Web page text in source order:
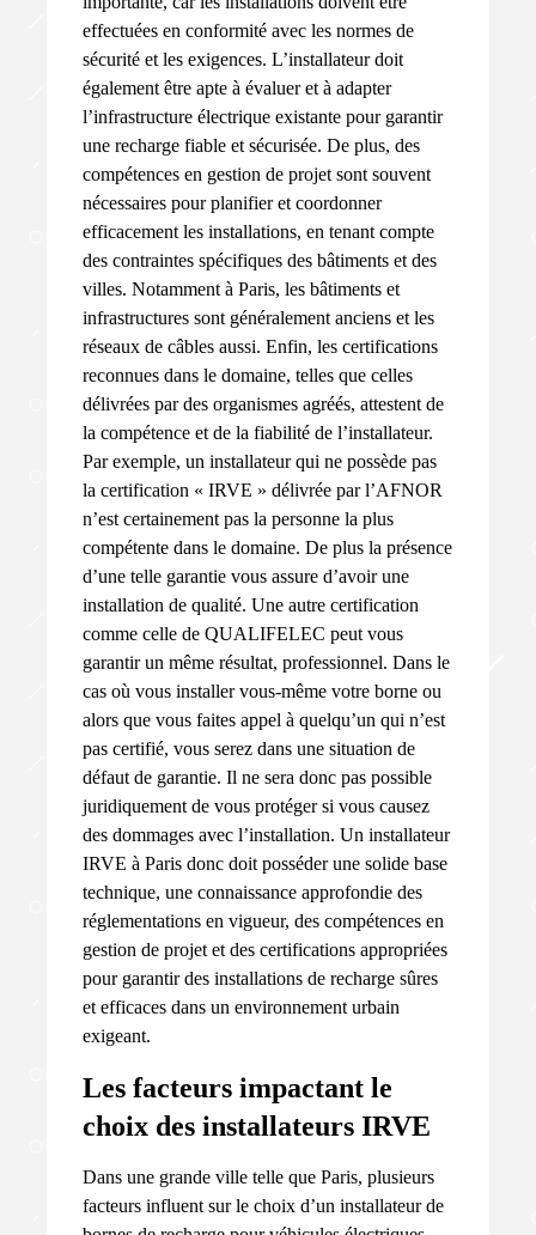
effectuées en conformité avec les normes de
sécurité et les exigences. L’installateur doit
également être apte à évaluer et à adapter
l’infrastructure électrique existante pour garantir
une recharge fiable et sécurisée. De plus, des
compétences en gestion de projet sont souvent
nécessaires pour planifier et coordonner
efficacement les installations, en tenant compte
des contraintes spécifiques des bâtiments et des
villes. Notamment à Paris, les bâtiments et
infrastructures sont généralement anciens et les
réseaux de câbles aussi. Enfin, les certifications
reconnues dans le domaine, telles que celles
délivrées par des organismes agréés, attestent de
la compétence et de la fiabilité de l’installateur.
Par exemple, un installateur qui ne possède pas
la certification « IRVE » délivrée par l’AFNOR
n’est certainement pas la personne la plus
compétente dans le domaine. De plus la présence
d’une telle garantie vous assure d’avoir une
installation de qualité. Une autre certification
comme celle de QUALIFELEC peut vous
garantir un même résultat, professionnel. Dans le
cas où vous installer vous-même votre borne ou
alors que vous faites appel à quelqu’un qui n’est
pas certifié, vous serez dans une situation de
défaut de garantie. Il ne sera donc pas possible
juridiquement de vous protéger si vous causez
des dommages avec l’installation. Un installateur
IRVE à Paris donc doit posséder une solide base
technique, une connaissance approfondie des
réglementations en vigueur, des compétences en
gestion de projet et des certifications appropriées
pour garantir des installations de recharge sûres
et efficaces dans un environnement urbain
exigeant.
Les facteurs impactant le
choix des installateurs IRVE
Dans une grande ville telle que Paris, plusieurs
facteurs influent sur le choix d’un installateur de